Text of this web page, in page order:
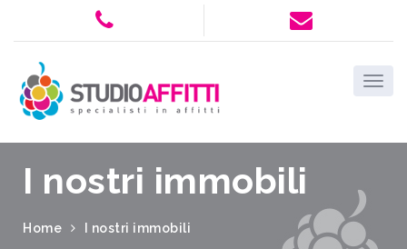
I nostri immobili
Home I nostri immobili